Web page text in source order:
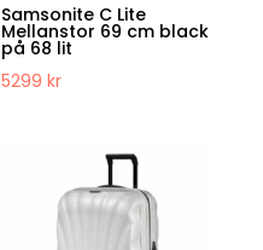
Samsonite C Lite
Mellanstor 69 cm black
på 68 lit
5299kr